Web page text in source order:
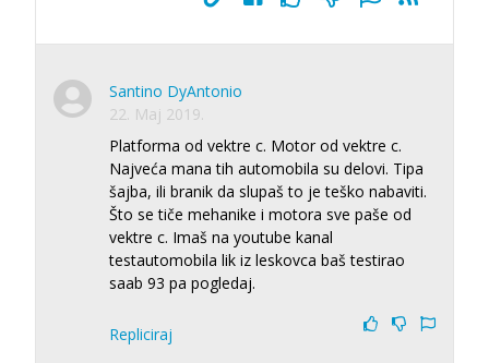
Santino DyAntonio
22. Maj 2019.
Platforma od vektre c. Motor od vektre c.
Najveća mana tih automobila su delovi. Tipa
šajba, ili branik da slupaš to je teško nabaviti.
Što se tiče mehanike i motora sve paše od
vektre c. Imaš na youtube kanal
testautomobila lik iz leskovca baš testirao
saab 93 pa pogledaj.
Repliciraj